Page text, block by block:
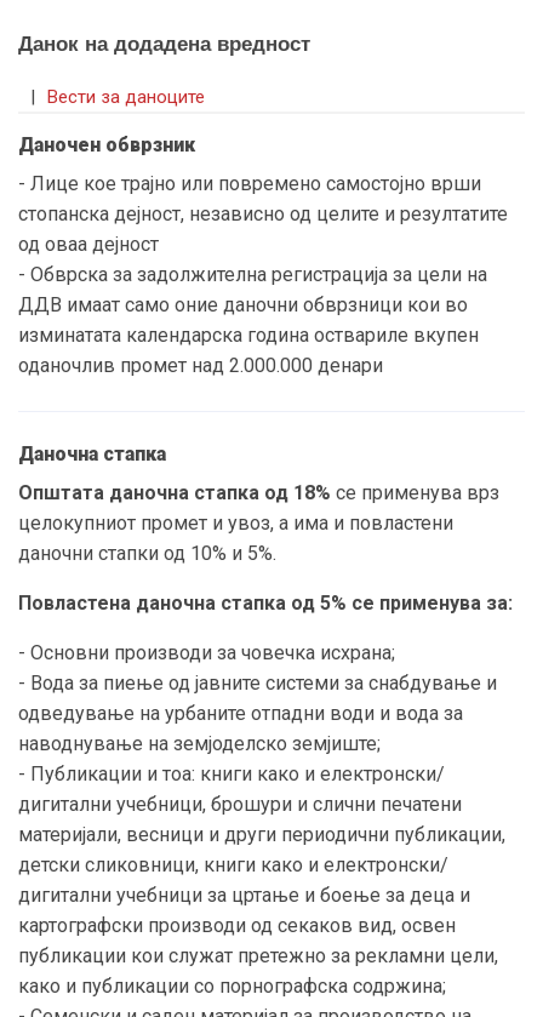
Данок на додадена вредност
| Вести за даноците
Даночен обврзник
- Лице кое трајно или повремено самостојно врши
стопанска дејност, независно од целите и резултатите
од оваа дејност
- Обврска за задолжителна регистрација за цели на
ДДВ имаат само оние даночни обврзници кои во
изминатата календарска година оствариле вкупен
оданочлив промет над 2.000.000 денари
Даночна стапка
Општата даночна стапка од 18% се применува врз
целокупниот промет и увоз, а има и повластени
даночни стапки од 10% и 5%.
Повластена даночна стапка од 5% се применува за:
- Основни производи за човечка исхрана;
- Вода за пиење од јавните системи за снабдување и
одведување на урбаните отпадни води и вода за
наводнување на земјоделско земјиште;
- Публикации и тоа: книги како и електронски/
дигитални учебници, брошури и слични печатени
материјали, весници и други периодични публикации,
детски сликовници, книги како и електронски/
дигитални учебници за цртање и боење за деца и
картографски производи од секаков вид, освен
публикации кои служат претежно за рекламни цели,
како и публикации со порнографска содржина;